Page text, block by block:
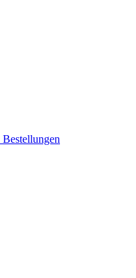
Bestellungen